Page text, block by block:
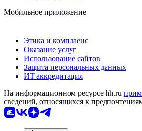
Мобильное приложение
Этика и комплаенс
Оказание услуг
Использование сайтов
Защита персональных данных
ИТ аккредитация
На информационном ресурсе hh.ru
сведений, относящихся к